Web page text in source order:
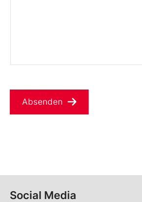
Absenden
Social Media